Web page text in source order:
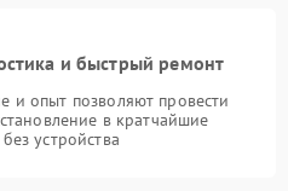
и быстрый ремонт
и опыт позволяют провести
в кратчайшие
устройства